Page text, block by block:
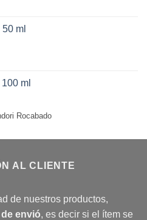
ml
ml
Rocabado
AL CLIENTE
de nuestros productos,
envió, es decir si el ítem se